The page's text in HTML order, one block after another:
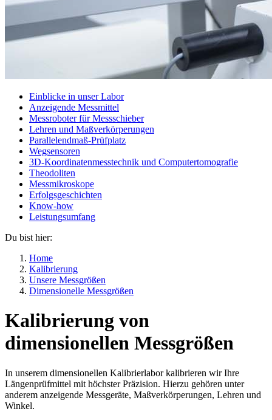
Einblicke in unser Labor
Anzeigende Messmittel
Messroboter für Messschieber
Lehren und Maßverkörperungen
Parallelendmaß-Prüfplatz
Wegsensoren
3D-Koordinatenmesstechnik und Computertomografie
Theodoliten
Messmikroskope
Erfolgsgeschichten
Know-how
Leistungsumfang
Du bist hier:
Home
Kalibrierung
Unsere Messgrößen
Dimensionelle Messgrößen
Kalibrierung von
dimensionellen Messgrößen
In unserem dimensionellen Kalibrierlabor kalibrieren wir Ihre
Längenprüfmittel mit höchster Präzision. Hierzu gehören unter
anderem anzeigende Messgeräte, Maßverkörperungen, Lehren und
Winkel.